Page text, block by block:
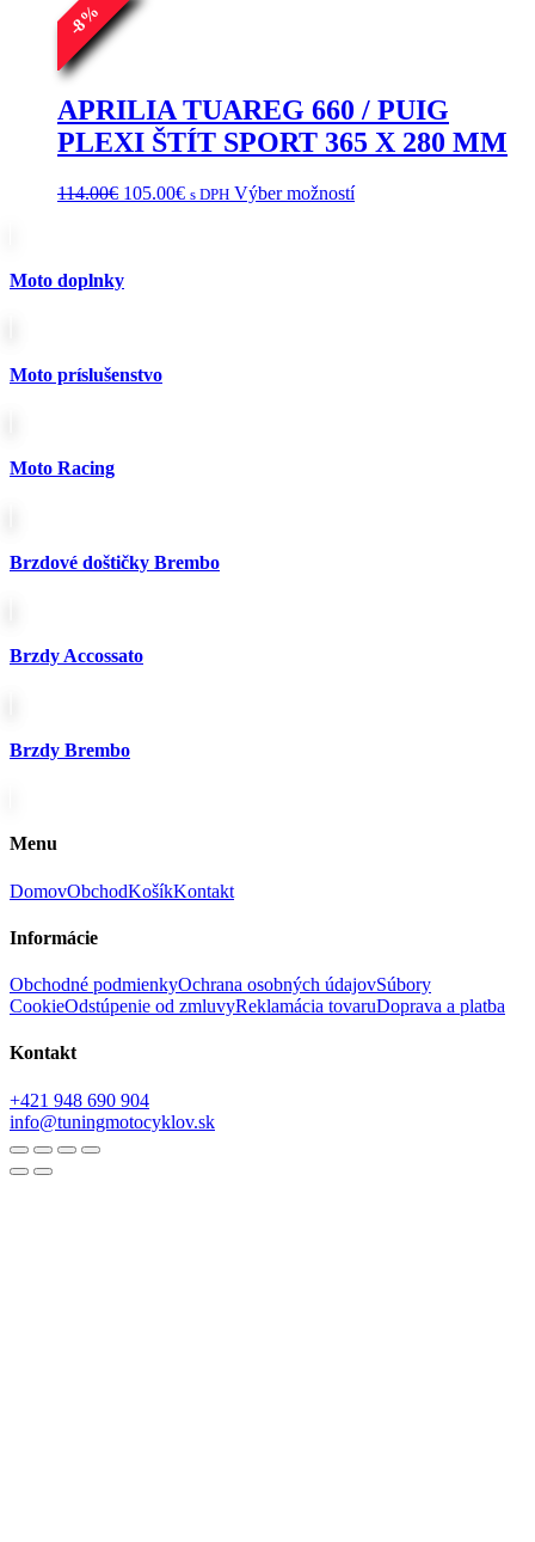
-
8
%
APRILIA TUAREG 660 / PUIG
PLEXI ŠTÍT SPORT 365 X 280 MM
114.00€ Pôvodná
105.00€Aktuálna
s DPH Výber možnostíTento
Moto doplnky
Moto príslušenstvo
Moto Racing
Brzdové doštičky Brembo
Brzdy Accossato
Brzdy Brembo
Menu
DomovObchodKošíkKontakt
Informácie
Obchodné podmienkyOchrana osobných údajovSúbory
CookieOdstúpenie od zmluvyReklamácia tovaruDoprava a platba
Kontakt
+421 948 690 904
info@tuningmotocyklov.sk